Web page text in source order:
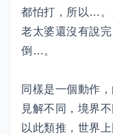
都怕打，所以…
老太婆還沒有說
倒…。
同樣是一個動作
見解不同，境界
以此類推，世界